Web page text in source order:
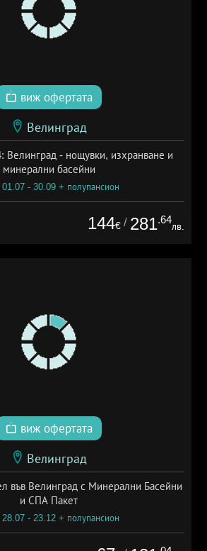
виж офертата
Велинград
Велинград - нощувки, изхранване и
минерални басейни
01.07 - 30.09 + полупансион
144€ / 281.64
лв.
виж офертата
Велинград
във Велинград с Минерални Басейни
и СПА Пакет
28.07 - 23.12 + полупансион